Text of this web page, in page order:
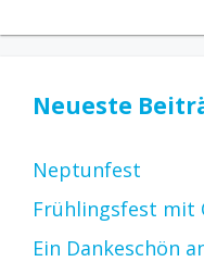
Neueste
Neptunfest
Frühlingsfest mit
Ein Dankeschön